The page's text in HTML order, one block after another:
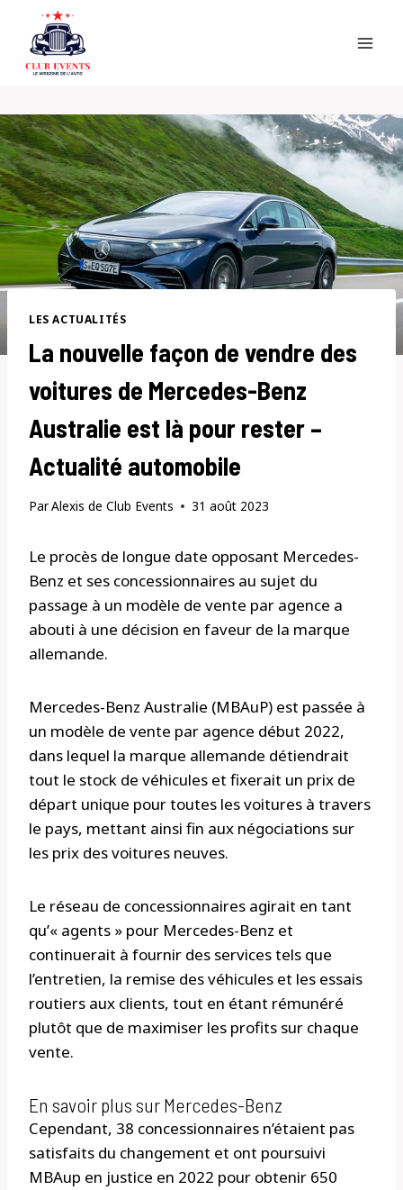
content
LES ACTUALITÉS
La nouvelle façon de vendre des
voitures de Mercedes-Benz
Australie est là pour rester –
Actualité automobile
ParAlexis de Club Events 31 août 2023
Le procès de longue date opposant Mercedes-
Benz et ses concessionnaires au sujet du
passage à un modèle de vente par agence a
abouti à une décision en faveur de la marque
allemande.
Mercedes-Benz Australie (MBAuP) est passée à
un modèle de vente par agence début 2022,
dans lequel la marque allemande détiendrait
tout le stock de véhicules et fixerait un prix de
départ unique pour toutes les voitures à travers
le pays, mettant ainsi fin aux négociations sur
les prix des voitures neuves.
Le réseau de concessionnaires agirait en tant
qu’« agents » pour Mercedes-Benz et
continuerait à fournir des services tels que
l’entretien, la remise des véhicules et les essais
routiers aux clients, tout en étant rémunéré
plutôt que de maximiser les profits sur chaque
vente.
En savoir plus sur Mercedes-Benz
Cependant, 38 concessionnaires n’étaient pas
satisfaits du changement et ont poursuivi
MBAup en justice en 2022 pour obtenir 650